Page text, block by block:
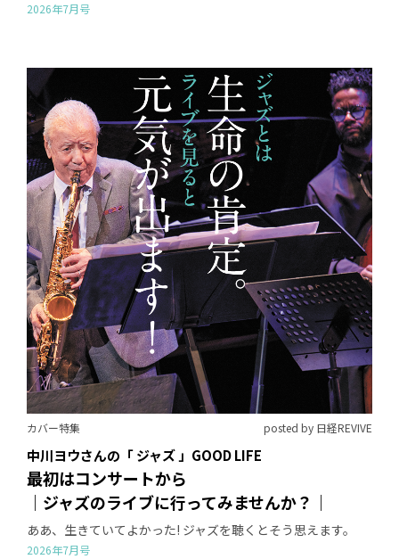
2026年7月号
カバー特集 posted by 日経REVIVE
中川ヨウさんの「 ジャズ 」GOOD LIFE
最初はコンサートから
｜ジャズのライブに行ってみませんか？｜
ああ、生きていてよかった! ジャズを聴くとそう思えます。
2026年7月号